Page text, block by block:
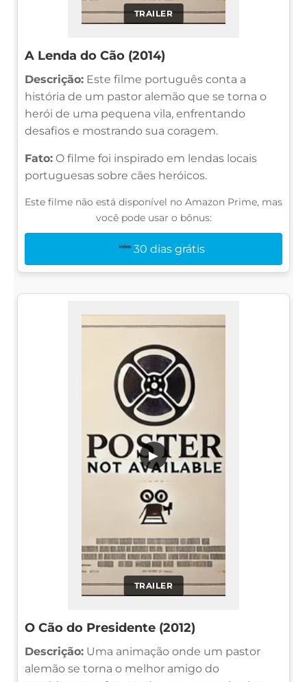
TRAILER
A Lenda do Cão (2014)
Descrição: Este filme português conta a
história de um pastor alemão que se torna o
herói de uma pequena vila, enfrentando
desafios e mostrando sua coragem.
Fato: O filme foi inspirado em lendas locais
portuguesas sobre cães heróicos.
Este filme não está disponível no Amazon Prime, mas
você pode usar o bônus:
30 dias grátis
TRAILER
▶
O Cão do Presidente (2012)
Descrição: Uma animação onde um pastor
alemão se torna o melhor amigo do